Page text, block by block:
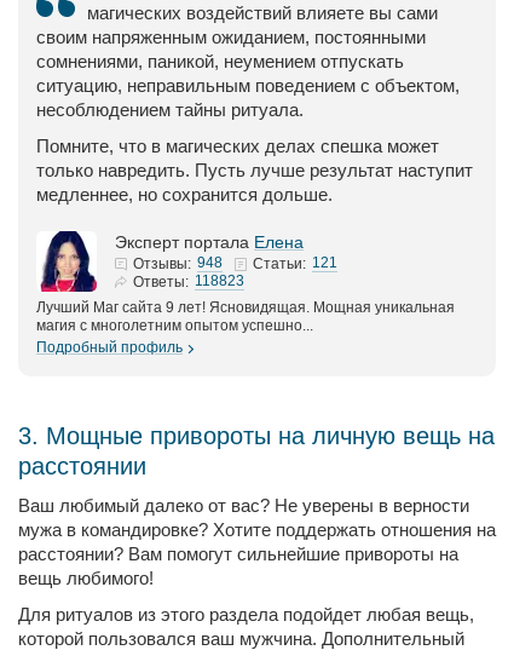
магических воздействий влияете вы сами
своим напряженным ожиданием, постоянными
сомнениями, паникой, неумением отпускать
ситуацию, неправильным поведением с объектом,
несоблюдением тайны ритуала.
Помните, что в магических делах спешка может
только навредить. Пусть лучше результат наступит
медленнее, но сохранится дольше.
Эксперт портала Елена
Отзывы: 948 Статьи: 121
Ответы: 118823
Лучший Маг сайта 9 лет! Ясновидящая. Мощная уникальная
магия с многолетним опытом успешно...
Подробный профиль
3. Мощные привороты на личную вещь на
расстоянии
Ваш любимый далеко от вас? Не уверены в верности
мужа в командировке? Хотите поддержать отношения на
расстоянии? Вам помогут сильнейшие привороты на
вещь любимого!
Для ритуалов из этого раздела подойдет любая вещь,
которой пользовался ваш мужчина. Дополнительный